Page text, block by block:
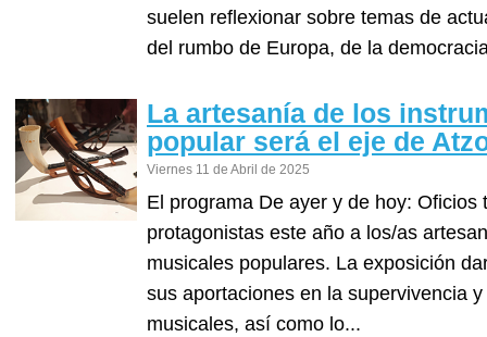
suelen reflexionar sobre temas de
del rumbo de Europa, de la
La artesanía de los
popular será el eje de
Viernes 11 de Abril de 2025
El programa De ayer y de hoy: Oficios
protagonistas este año a los/as
musicales populares. La exposición
sus aportaciones en la supervivencia
musicales, así como lo...